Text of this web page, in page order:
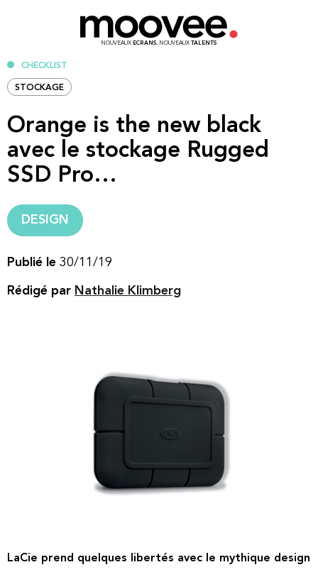
NOUVEAUX ECRANS, NOUVEAUX TALENTS
CHECKLIST
STOCKAGE
Orange is the new black
avec le stockage Rugged
SSD Pro…
DESIGN
Publié le 30/11/19
Rédigé par Nathalie Klimberg
LaCie prend quelques libertés avec le mythique design